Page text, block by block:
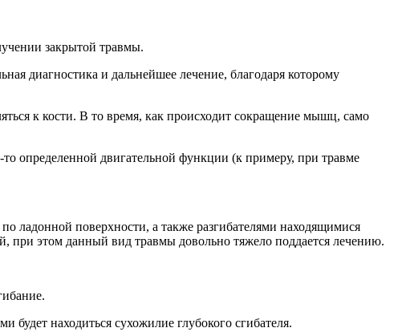
закрытой травмы.
диагностика и дальнейшее лечение, благодаря которому
к кости. В то время, как происходит сокращение мышц, само
определенной двигательной функции (к примеру, при травме
ладонной поверхности, а также разгибателями находящимися
при этом данный вид травмы довольно тяжело поддается лечению.
находиться сухожилие глубокого сгибателя.